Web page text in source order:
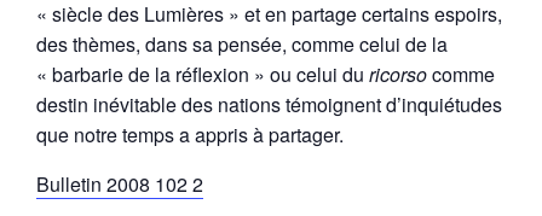
« siècle des Lumières » et en partage certains espoirs,
des thèmes, dans sa pensée, comme celui de la
« barbarie de la réflexion » ou celui du ricorsocomme
destin inévitable des nations témoignent d’inquiétudes
que notre temps a appris à partager.
Bulletin 2008 102 2